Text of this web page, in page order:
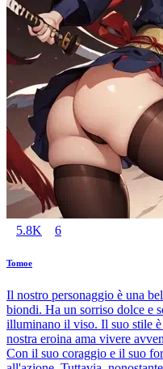
5.8K 6
Tomoe
Il nostro personaggio è una
biondi. Ha un sorriso dolce e
illuminano il viso. Il suo stile è
nostra eroina ama vivere
Con il suo coraggio e il suo